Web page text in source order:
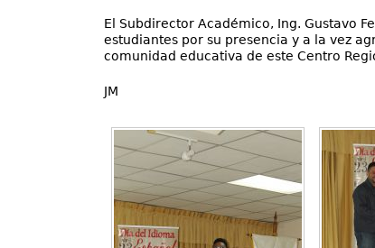
El Subdirector Académico, Ing. Gustavo
estudiantes por su presencia y a la vez
comunidad educativa de este Centro
JM